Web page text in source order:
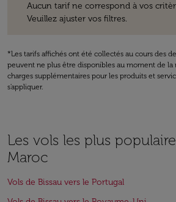
Aucun tarif ne correspond à vos
Veuillez ajuster vos filtres.
*Les tarifs affichés ont été collectés au cours des
peuvent ne plus être disponibles au moment de la
charges supplémentaires pour les produits et
s'appliquer.
Les vols les plus
Maroc
Vols de Bissau vers le Portugal